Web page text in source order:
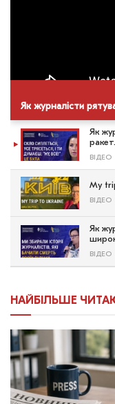
Як
ВІДЕО
My
ВІДЕО
Як
ВІДЕО
НАЙБІЛЬШЕ